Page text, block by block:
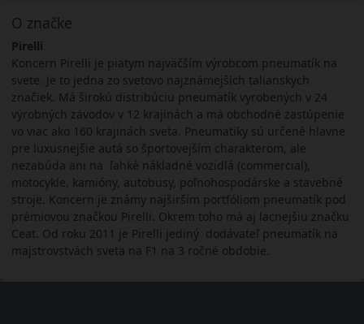
O značke
Pirelli
Koncern Pirelli je piatym najväčším výrobcom pneumatík na
svete. Je to jedna zo svetovo najznámejších talianskych
značiek. Má širokú distribúciu pneumatík vyrobených v 24
výrobných závodov v 12 krajinách a má obchodné zastúpenie
vo viac ako 160 krajinách sveta. Pneumatiky sú určené hlavne
pre luxusnejšie autá so športovejším charakterom, ale
nezabúda ani na ľahké nákladné vozidlá (commercial),
motocykle, kamióny, autobusy, poľnohospodárske a stavebné
stroje. Koncern je známy najširším portfóliom pneumatík pod
prémiovou značkou Pirelli. Okrem toho má aj lacnejšiu značku
Ceat. Od roku 2011 je Pirelli jediný dodávateľ pneumatík na
majstrovstvách sveta na F1 na 3 ročné obdobie.